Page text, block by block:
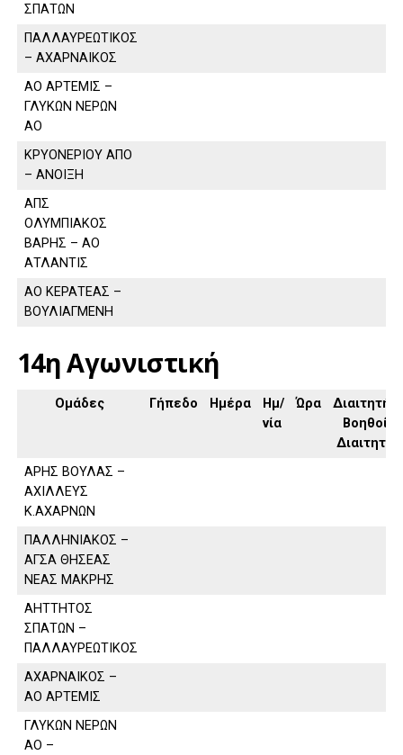
ΣΠΑΤΩΝ
ΠΑΛΛΑΥΡΕΩΤΙΚΟΣ
– ΑΧΑΡΝΑΙΚΟΣ
ΑΟ ΑΡΤΕΜΙΣ –
ΓΛΥΚΩΝ ΝΕΡΩΝ
ΑΟ
ΚΡΥΟΝΕΡΙΟΥ ΑΠΟ
– ΑΝΟΙΞΗ
ΑΠΣ
ΟΛΥΜΠΙΑΚΟΣ
ΒΑΡΗΣ – ΑΟ
ΑΤΛΑΝΤΙΣ
ΑΟ ΚΕΡΑΤΕΑΣ –
ΒΟΥΛΙΑΓΜΕΝΗ
14η Αγωνιστική
Ομάδες Γήπεδο Ημέρα
Ημ/
νία
Ώρα
Διαιτητής,
Βοηθοί
Διαιτητή
ΑΡΗΣ ΒΟΥΛΑΣ –
ΑΧΙΛΛΕΥΣ
Κ.ΑΧΑΡΝΩΝ
ΠΑΛΛΗΝΙΑΚΟΣ –
ΑΓΣΑ ΘΗΣΕΑΣ
ΝΕΑΣ ΜΑΚΡΗΣ
ΑΗΤΤΗΤΟΣ
ΣΠΑΤΩΝ –
ΠΑΛΛΑΥΡΕΩΤΙΚΟΣ
ΑΧΑΡΝΑΙΚΟΣ –
ΑΟ ΑΡΤΕΜΙΣ
ΓΛΥΚΩΝ ΝΕΡΩΝ
ΑΟ –